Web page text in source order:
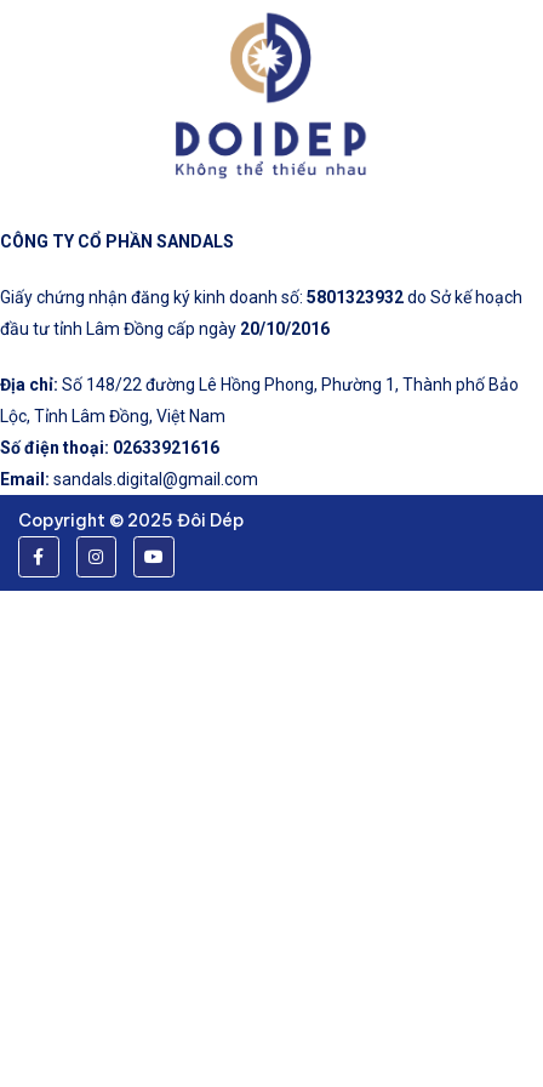
CÔNG TY CỔ PHẦN SANDALS
Giấy chứng nhận đăng ký kinh doanh số: 5801323932do Sở kế hoạch
đầu tư tỉnh Lâm Đồng cấp ngày 20/10/2016
Địa chỉ: Số 148/22 đường Lê Hồng Phong, Phường 1, Thành phố Bảo
Lộc, Tỉnh Lâm Đồng, Việt Nam
Số điện thoại: 02633921616
Email: sandals.digital@gmail.com
Copyright © 2025 Đôi Dép